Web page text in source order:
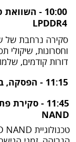
LPDDR4
סקירה נרחבת של
וחסרונות, שיקולי
דורות קודמים,
11:15 - הפסקה, ביקור בתצוגה
NAND